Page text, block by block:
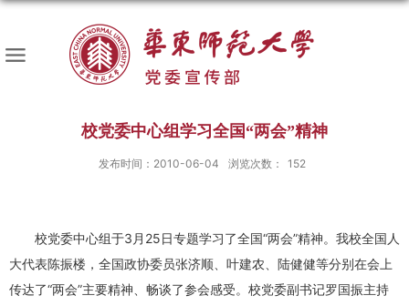
校党委中心组学习全国“两会”精神
发布时间：2010-06-04 浏览次数： 152
校党委中心组于3月25日专题学习了全国“两会”精神。我校全国人
大代表陈振楼，全国政协委员张济顺、叶建农、陆健健等分别在会上
传达了“两会”主要精神、畅谈了参会感受。校党委副书记罗国振主持